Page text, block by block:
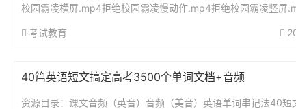
校园霸凌横屏.mp4拒绝校园霸凌慢动作.mp4拒绝校园霸凌竖屏
考试教育
40篇英语短文搞定高考3500个单词文档+音频
资源目录：课文音频（英音）音频（美音）英语单词串记法40短